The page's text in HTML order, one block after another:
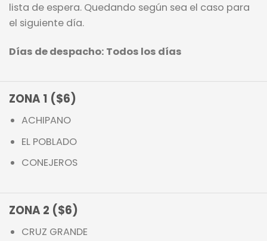
lista de espera. Quedando según sea el caso para
el siguiente día.
Días de despacho: Todos los días
ZONA 1 ($6)
ACHIPANO
EL POBLADO
CONEJEROS
ZONA 2 ($6)
CRUZ GRANDE